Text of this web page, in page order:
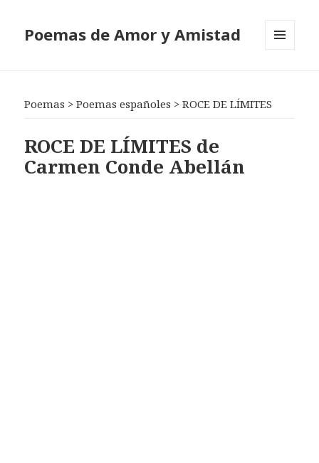
Poemas de Amor y Amistad
Poemas >Poemas españoles >ROCE DE LÍMITES
ROCE DE LÍMITES de
Carmen Conde Abellán